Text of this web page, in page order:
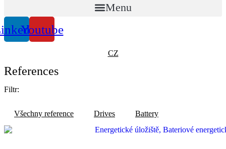
Menu
Youtube
CZ
References
Filtr:
Všechny reference Drives Battery